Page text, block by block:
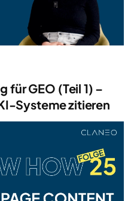
GEO (Teil 1) –
Systeme zitieren